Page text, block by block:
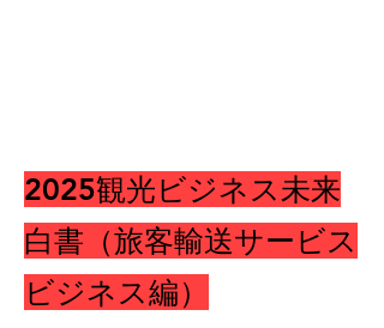
​2025観光ビジネス未来
白書（旅客輸送サービス
ビジネス編）